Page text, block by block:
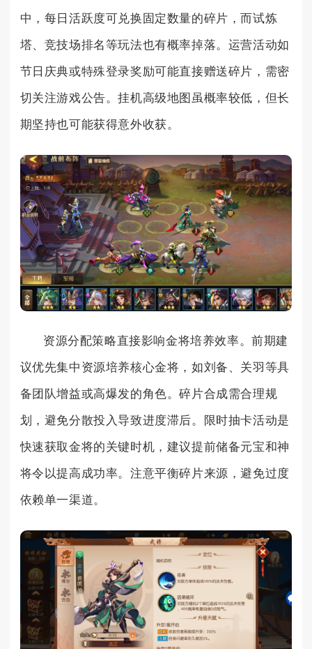
中，每日活跃度可兑换固定数量的碎片，而试炼
塔、竞技场排名等玩法也有概率掉落。运营活动如
节日庆典或特殊登录奖励可能直接赠送碎片，需密
切关注游戏公告。挂机高级地图虽概率较低，但长
期坚持也可能获得意外收获。
资源分配策略直接影响金将培养效率。前期建
议优先集中资源培养核心金将，如刘备、关羽等具
备团队增益或高爆发的角色。碎片合成需合理规
划，避免分散投入导致进度滞后。限时抽卡活动是
快速获取金将的关键时机，建议提前储备元宝和神
将令以提高成功率。注意平衡碎片来源，避免过度
依赖单一渠道。